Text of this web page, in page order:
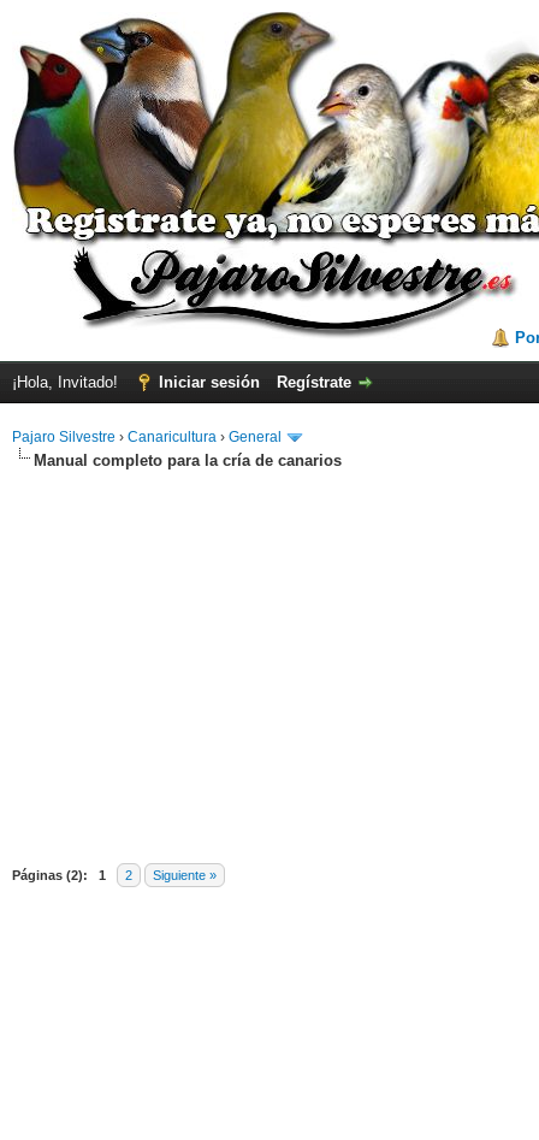
¡Hola, Invitado! Iniciar sesión Regístrate
Pajaro Silvestre › Canaricultura › General
Manual completo para la cría de canarios
Páginas (2): 1 2 Siguiente »